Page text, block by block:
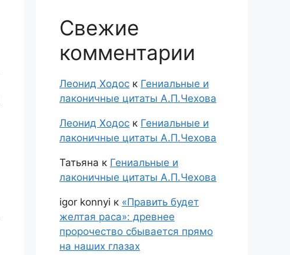
Свежие
комментарии
Леонид Ходос к Гениальные и
лаконичные цитаты А.П.Чехова
Леонид Ходос к Гениальные и
лаконичные цитаты А.П.Чехова
Татьяна к Гениальные и
лаконичные цитаты А.П.Чехова
igor konnyi к «Править будет
желтая раса»: древнее
пророчество сбывается прямо
на наших глазах